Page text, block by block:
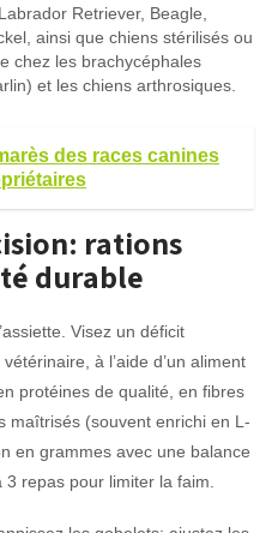
Retriever, Beagle,
ainsi que chiens stérilisés ou
chez les brachycéphales
et les chiens arthrosiques.
des races canines
rations
durable
Visez un déficit
à l’aide d’un aliment
protéines de qualité, en fibres
maîtrisés (souvent enrichi en L-
en grammes avec une balance
repas pour limiter la faim.